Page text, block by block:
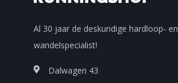
Al 30 jaar de deskundige hardloop- en
wandelspecialist!
Dalwagen 43